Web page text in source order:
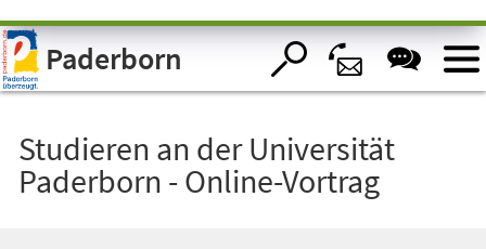
Visuelle
Assistenzsoftware
öffnen.Paderborn
Studieren an der Universität
Paderborn - Online-Vortrag